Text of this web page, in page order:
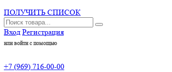
ПОЛУЧИТЬ СПИСОК
Вход Регистрация
или войти с помощью
+7 (969) 716-00-00